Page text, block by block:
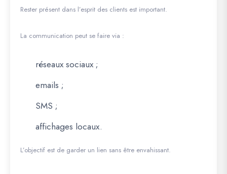
Rester présent dans l’esprit des clients est important.
La communication peut se faire via :
réseaux sociaux ;
emails ;
SMS ;
affichages locaux.
L’objectif est de garder un lien sans être envahissant.